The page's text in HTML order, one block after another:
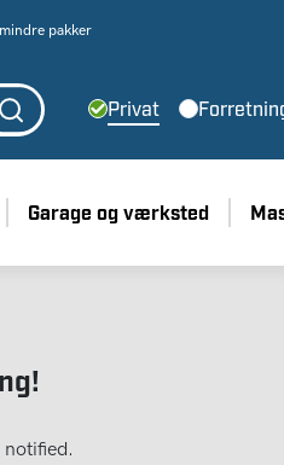
pakker
Privat
Garage og værksted
notified.